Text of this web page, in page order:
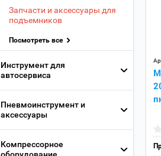
Запчасти и аксессуары для
подъемников
Посмотреть все
Инструмент для
автосервиса
Пневмоинструмент и
аксессуары
Компрессорное